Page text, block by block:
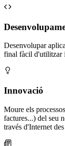
Desenvolupar
final fàcil d'utilitzar i
Innovació
Moure els
factures...) del seu
través d'Internet